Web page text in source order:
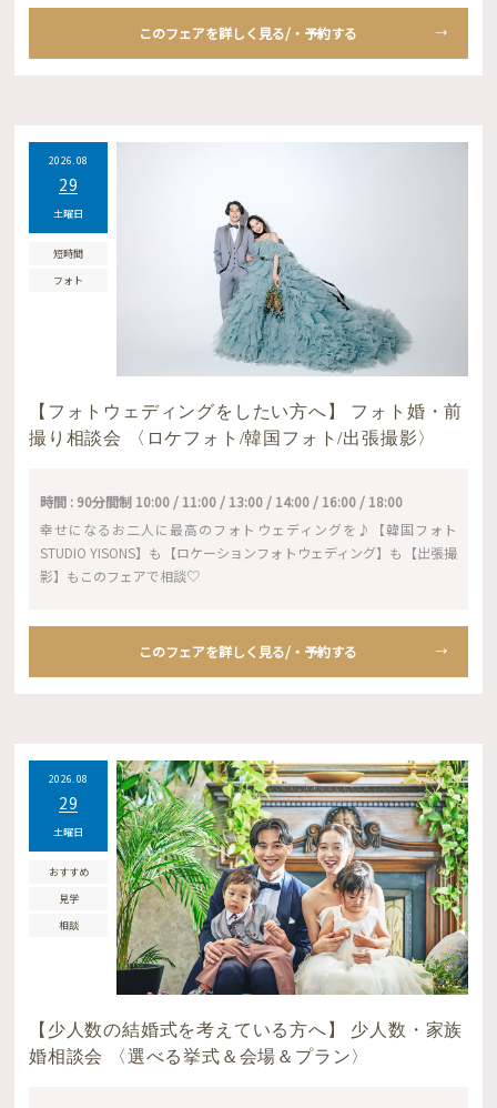
このフェアを詳しく見る/・予約する
2026.08
29
土曜日
短時間
フォト
【フォトウェディングをしたい方へ】 フォト婚・前
撮り相談会 〈ロケフォト/韓国フォト/出張撮影〉
時間 : 90分間制 10:00 / 11:00 / 13:00 / 14:00 / 16:00 / 18:00
幸せになるお二人に最高のフォトウェディングを♪【韓国フォト
STUDIO YISONS】も【ロケーションフォトウェディング】も【出張撮
影】もこのフェアで相談♡
このフェアを詳しく見る/・予約する
2026.08
29
土曜日
おすすめ
見学
相談
【少人数の結婚式を考えている方へ】 少人数・家族
婚相談会 〈選べる挙式＆会場＆プラン〉